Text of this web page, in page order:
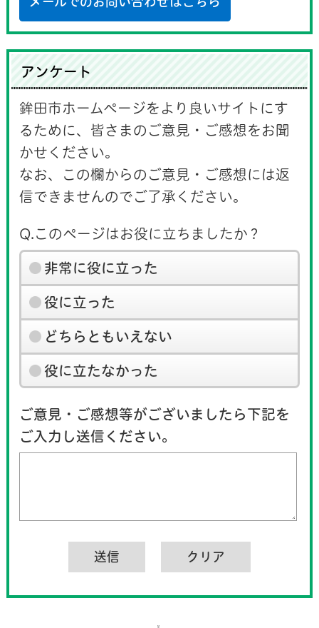
アンケート
鉾田市ホームページをより良いサイトにす
るために、皆さまのご意見・ご感想をお聞
かせください。
なお、この欄からのご意見・ご感想には返
信できませんのでご了承ください。
Q.このページはお役に立ちましたか？
非常に役に立った
役に立った
どちらともいえない
役に立たなかった
ご意見・ご感想等がございましたら下記を
ご入力し送信ください。